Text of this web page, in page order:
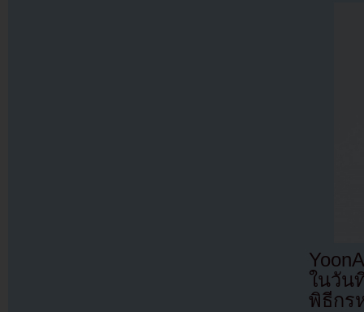
ในวัน
พิธีกร